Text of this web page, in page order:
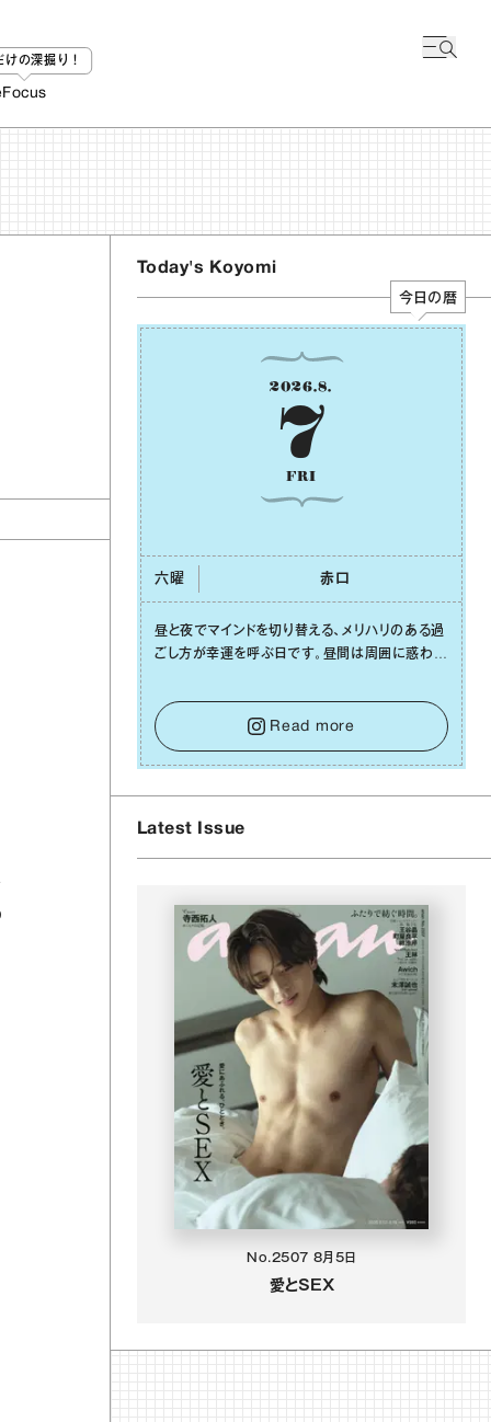
けの深掘り！
Focus
Today's Koyomi
今日の暦
2026.8.
7
FRI
六曜 ⾚⼝
昼と夜でマインドを切り替える、メリハリのある過
ごし⽅が幸運を呼ぶ⽇です。昼間は周囲に惑わさ
をキープして。そして夜は、疲れや寂しさから⽢
い⾔葉に流されないよう、⼼にしっかりブレーキ
をかけること。この意識の切り替えが、あなたに
確かな安⼼感をもたらすはずです。
Read more
Latest Issue
No.2507 8月5日
愛とSEX